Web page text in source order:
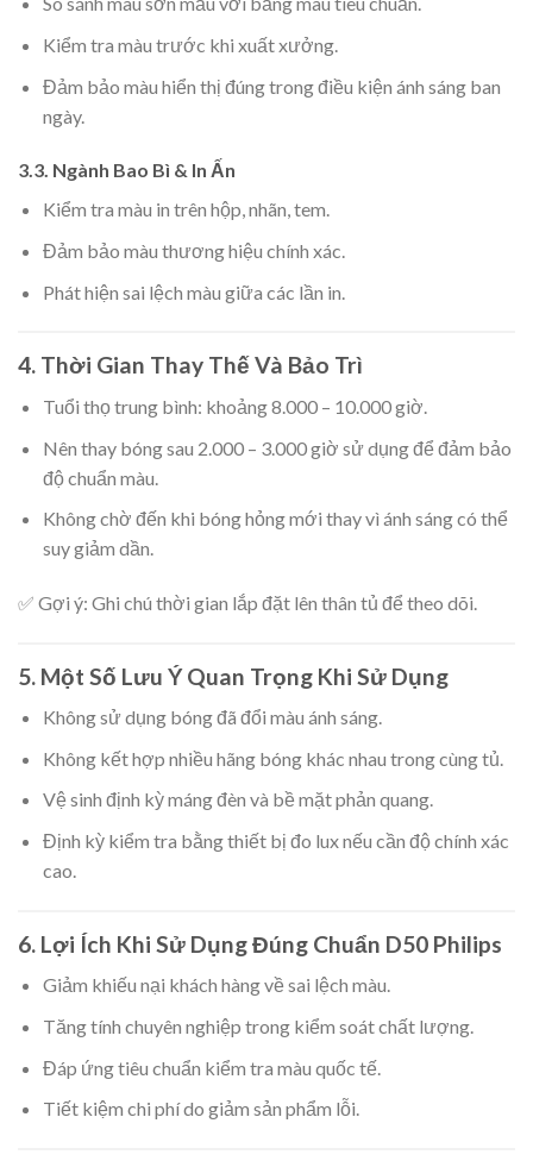
Kiểm tra màu trước khi xuất xưởng.
Đảm bảo màu hiển thị đúng trong điều kiện ánh sáng ban
ngày.
3.3. Ngành Bao Bì & In Ấn
Kiểm tra màu in trên hộp, nhãn, tem.
Đảm bảo màu thương hiệu chính xác.
Phát hiện sai lệch màu giữa các lần in.
4. Thời Gian Thay Thế Và Bảo Trì
Tuổi thọ trung bình: khoảng 8.000 – 10.000 giờ.
Nên thay bóng sau 2.000 – 3.000 giờ sử dụng để đảm bảo
độ chuẩn màu.
Không chờ đến khi bóng hỏng mới thay vì ánh sáng có thể
suy giảm dần.
✅ Gợi ý: Ghi chú thời gian lắp đặt lên thân tủ để theo dõi.
5. Một Số Lưu Ý Quan Trọng Khi Sử Dụng
Không sử dụng bóng đã đổi màu ánh sáng.
Không kết hợp nhiều hãng bóng khác nhau trong cùng tủ.
Vệ sinh định kỳ máng đèn và bề mặt phản quang.
Định kỳ kiểm tra bằng thiết bị đo lux nếu cần độ chính xác
cao.
6. Lợi Ích Khi Sử Dụng Đúng Chuẩn D50 Philips
Giảm khiếu nại khách hàng về sai lệch màu.
Tăng tính chuyên nghiệp trong kiểm soát chất lượng.
Đáp ứng tiêu chuẩn kiểm tra màu quốc tế.
Tiết kiệm chi phí do giảm sản phẩm lỗi.